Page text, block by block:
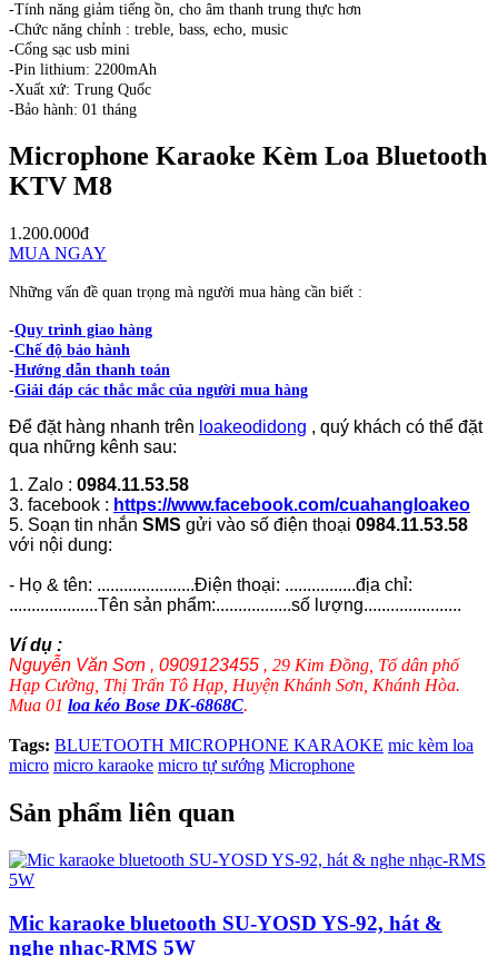
-Tính năng giảm tiếng ồn, cho âm thanh trung thực hơn
-Chức năng chỉnh : treble, bass, echo, music
-Cổng sạc usb mini
-Pin lithium: 2200mAh
-Xuất xứ: Trung Quốc
-Bảo hành: 01 tháng
Microphone Karaoke Kèm Loa Bluetooth
KTV M8
1.200.000đ
MUA NGAY
Những vấn đề quan trọng mà người mua hàng cần biết :
-Quy trình giao hàng
-Chế độ bảo hành
-Hướng dẫn thanh toán
-Giải đáp các thắc mắc của người mua hàng
Để đặt hàng nhanh trên loakeodidong , quý khách có thể đặt
qua những kênh sau:
1. Zalo : 0984.11.53.58
3. facebook : https://www.facebook.com/cuahangloakeo
5. Soạn tin nhắn SMS gửi vào số điện thoại 0984.11.53.58
với nội dung:
- Họ & tên: ......................Điện thoại: ................địa chỉ:
....................Tên sản phẩm:.................số lượng......................
Ví dụ :
Nguyễn Văn Sơn , 0909123455 , 29 Kim Đồng, Tổ dân phố
Hạp Cường, Thị Trấn Tô Hạp, Huyện Khánh Sơn, Khánh Hòa.
Mua 01 loa kéo Bose DK-6868C.
Tags: BLUETOOTH MICROPHONE KARAOKE mic kèm loa
micro micro karaoke micro tự sướng Microphone
Sản phẩm liên quan
Mic karaoke bluetooth SU-YOSD YS-92, hát &
nghe nhạc-RMS 5W